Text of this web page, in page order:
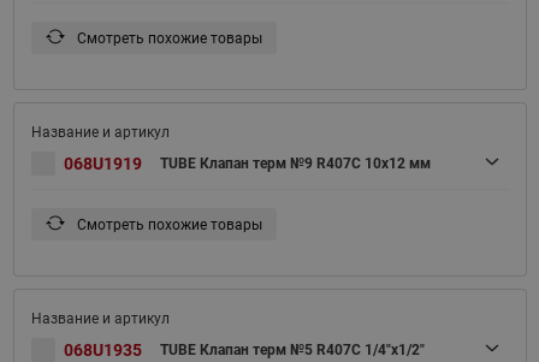
Смотреть похожие товары
068U1919 TUBE Клапан терм №9 R407C 10x12 мм
Смотреть похожие товары
068U1935 TUBE Клапан терм №5 R407C 1/4"x1/2"